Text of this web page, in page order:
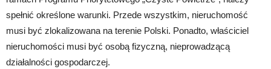
spełnić określone warunki. Przede wszystkim, nieruchomość
musi być zlokalizowana na terenie Polski. Ponadto, właściciel
nieruchomości musi być osobą fizyczną, nieprowadzącą
działalności gospodarczej.